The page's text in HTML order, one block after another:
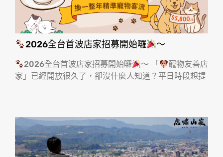
2026全台首波店家招募開始囉 ～
2026全台首波店家招募開始囉 ～ 「
寵物友善店
家」已經開放很久了，卻沒什麼人知道？平日時段想提